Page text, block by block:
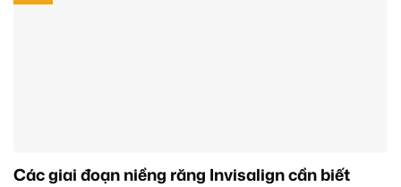
Các giai đoạn niềng răng Invisalign cần biết